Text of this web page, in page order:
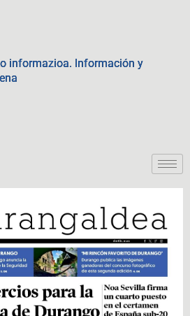
informazioa. Información y